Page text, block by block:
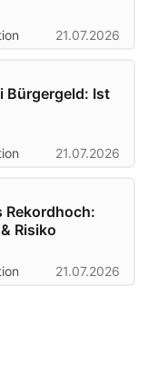
21.07.2026
Bürgergeld: Ist
21.07.2026
Rekordhoch:
Risiko
21.07.2026